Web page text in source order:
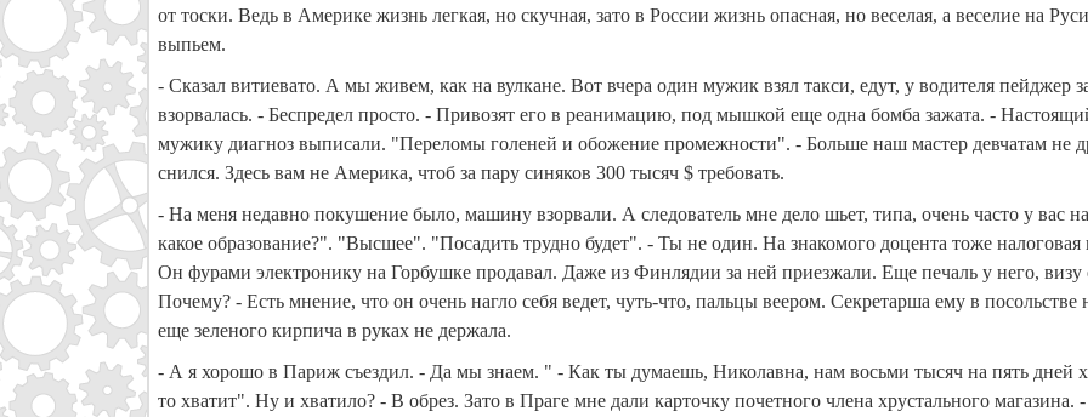
от тоски. Ведь в Америке жизнь легкая, но скучная, зато в России жизнь опасная, но веселая, а веселие на
выпьем.
- Сказал витиевато. А мы живем, как на вулкане. Вот вчера один мужик взял такси, едут, у водителя пейджер
взорвалась. - Беспредел просто. - Привозят его в реанимацию, под мышкой еще одна бомба зажата. -
мужику диагноз выписали. "Переломы голеней и обожение промежности". - Больше наш мастер девчатам не
снился. Здесь вам не Америка, чтоб за пару синяков 300 тысяч $ требовать.
- На меня недавно покушение было, машину взорвали. А следователь мне дело шьет, типа, очень часто у
какое образование?". "Высшее". "Посадить трудно будет". - Ты не один. На знакомого доцента тоже налоговая
Он фурами электронику на Горбушке продавал. Даже из Финлядии за ней приезжали. Еще печаль у него,
Почему? - Есть мнение, что он очень нагло себя ведет, чуть-что, пальцы веером. Секретарша ему в
еще зеленого кирпича в руках не держала.
- А я хорошо в Париж съездил. - Да мы знаем. " - Как ты думаешь, Николавна, нам восьми тысяч на пять дней
то хватит". Ну и хватило? - В обрез. Зато в Праге мне дали карточку почетного члена хрустального